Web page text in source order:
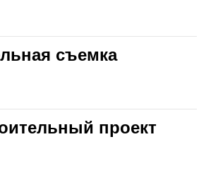
съемка
проект